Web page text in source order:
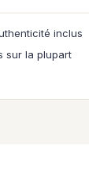
inclus
sur la plupart